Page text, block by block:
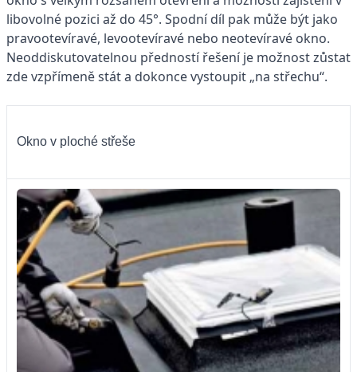
libovolné pozici až do 45°. Spodní díl pak může být jako
pravootevíravé, levootevíravé nebo neotevíravé okno.
Neoddiskutovatelnou předností řešení je možnost zůstat
zde vzpřímeně stát a dokonce vystoupit „na střechu“.
Okno v ploché střeše